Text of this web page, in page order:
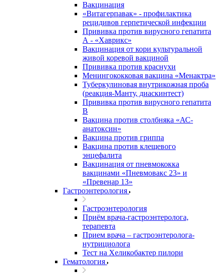
Вакцинация
«Витагерпавак» - профилактика
рецидивов герпетической инфекции
Прививка против вирусного гепатита
А - «Хаврикс»
Вакцинация от кори культуральной
живой коревой вакциной
Прививка против краснухи
Менингококковая вакцина «Менактра»
Туберкулиновая внутрикожная проба
(реакция-Манту, диаскинтест)
Прививка против вирусного гепатита
В
Вакцина против столбняка «АС-
анатоксин»
Вакцина против гриппа
Вакцина против клещевого
энцефалита
Вакцинация от пневмококка
вакцинами «Пневмовакс 23» и
«Превенар 13»
Гастроэнтерология
Гастроэнтерология
Приём врача-гастроэнтеролога,
терапевта
Прием врача – гастроэнтеролога-
нутрициолога
Тест на Хеликобактер пилори
Гематология